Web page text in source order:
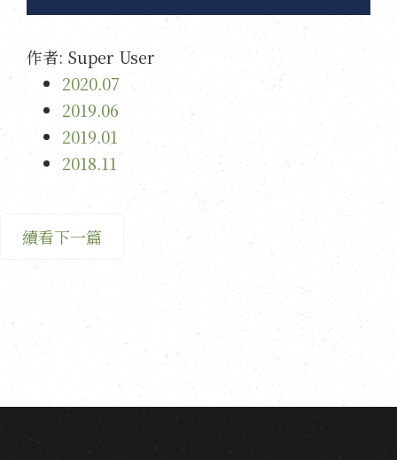
作者: Super User
2020.07
2019.06
2019.01
2018.11
續看下一篇